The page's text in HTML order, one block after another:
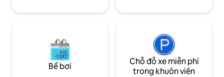
Bể bơi
Chỗ đỗ xe miễn phí
trong khuôn viên